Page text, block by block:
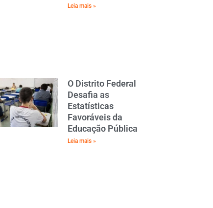
Leia mais »
O Distrito Federal
Desafia as
Estatísticas
Favoráveis da
Educação Pública
Leia mais »